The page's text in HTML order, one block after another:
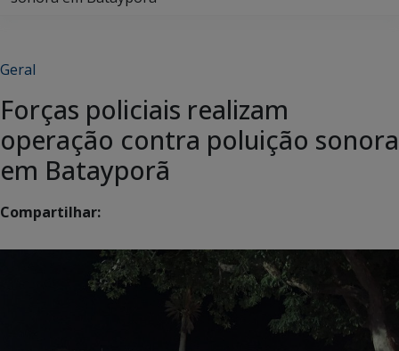
Geral
Forças policiais realizam
operação contra poluição sonora
em Batayporã
Compartilhar: